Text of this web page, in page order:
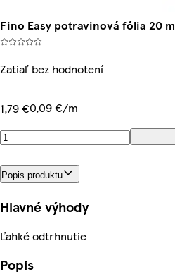
Fino Easy potravinová fólia 20 m
Zatiaľ bez hodnotení
1,79 €0,09 €/m
Popis produktu
Hlavné výhody
Ľahké odtrhnutie
Popis